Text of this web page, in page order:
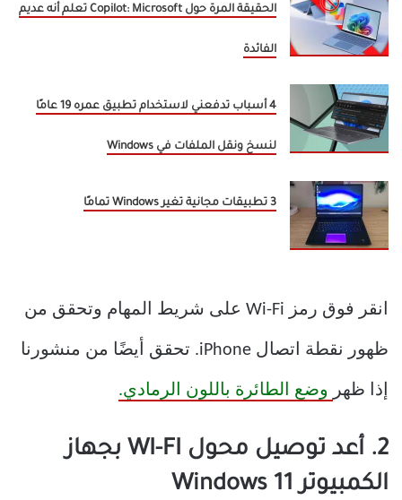
الحقيقة المرة حول Copilot: Microsoft تعلم أنه عديم
الفائدة
4 أسباب تدفعني لاستخدام تطبيق عمره 19 عامًا
لنسخ ونقل الملفات في Windows
3 تطبيقات مجانية تغير Windows تمامًا
انقر فوق رمز Wi-Fi على شريط المهام وتحقق من
ظهور نقطة اتصال iPhone. تحقق أيضًا من منشورنا
إذا ظهر وضع الطائرة باللون الرمادي.
2. أعد توصيل محول WI-FI بجهاز
الكمبيوتر Windows 11